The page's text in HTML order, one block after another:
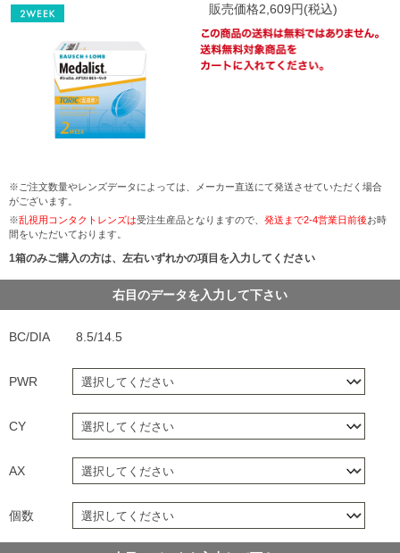
販売価格2,609円(税込)
※ご注文数量やレンズデータによっては、メーカー直送にて発送させていただく場合
がございます。
※乱視用コンタクトレンズは受注生産品となりますので、 発送まで2-4営業日前後お時
間をいただいております。
1箱のみご購入の方は、左右いずれかの項目を入力してください
右目のデータを入力して下さい
BC/DIA 8.5/14.5
PWR
CY
AX
個数